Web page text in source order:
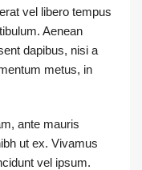
vel libero tempus
Aenean
dapibus, nisi a
metus, in
ante mauris
ut ex. Vivamus
vel ipsum.